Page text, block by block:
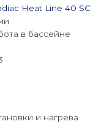
в бассейне
и нагрева